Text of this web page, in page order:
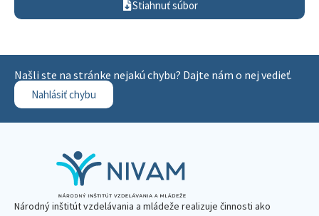
Stiahnuť súbor
Našli ste na stránke nejakú chybu? Dajte nám o nej vedieť.
Nahlásiť chybu
Národný inštitút vzdelávania a mládeže realizuje činnosti ako